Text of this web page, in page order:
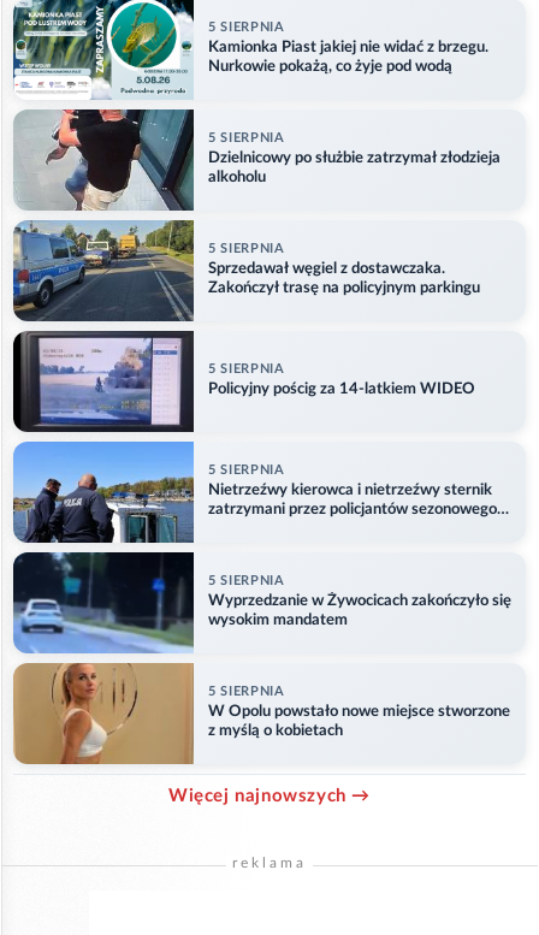
5 SIERPNIA
Kamionka Piast jakiej nie widać z brzegu.
Nurkowie pokażą, co żyje pod wodą
5 SIERPNIA
Dzielnicowy po służbie zatrzymał złodzieja
alkoholu
5 SIERPNIA
Sprzedawał węgiel z dostawczaka.
Zakończył trasę na policyjnym parkingu
5 SIERPNIA
Policyjny pościg za 14-latkiem WIDEO
5 SIERPNIA
Nietrzeźwy kierowca i nietrzeźwy sternik
zatrzymani przez policjantów sezonowego
5 SIERPNIA
Wyprzedzanie w Żywocicach zakończyło się
wysokim mandatem
5 SIERPNIA
W Opolu powstało nowe miejsce stworzone
z myślą o kobietach
Więcej najnowszych →
reklama